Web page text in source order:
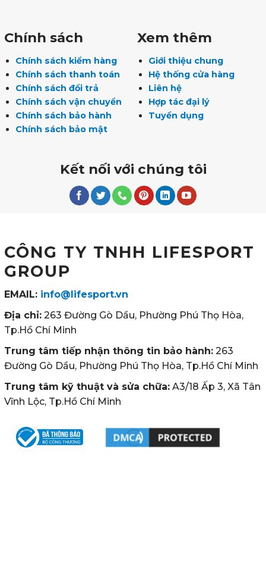
Chính sách
Chính sách kiểm hàng
Chính sách thanh toán
Chính sách đổi trả
Chính sách vận chuyển
Chính sách bảo hành
Chính sách bảo mật
Xem thêm
Giới thiệu chung
Hệ thống cửa hàng
Liên hệ
Hợp tác đại lý
Tuyển dụng
Kết nối với chúng tôi
CÔNG TY TNHH LIFESPORT
GROUP
EMAIL: info@lifesport.vn
Địa chỉ: 263 Đường Gò Dầu, Phường Phú Thọ Hòa,
Tp.Hồ Chí Minh
Trung tâm tiếp nhận thông tin bảo hành: 263
Đường Gò Dầu, Phường Phú Thọ Hòa, Tp.Hồ Chí Minh
Trung tâm kỹ thuật và sửa chữa: A3/18 Ấp 3, Xã Tân
Vĩnh Lộc, Tp.Hồ Chí Minh